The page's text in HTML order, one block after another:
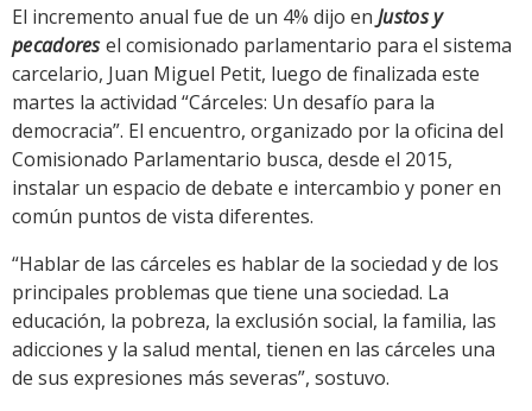
Link
El incremento anual fue de un 4% dijo en Justos y
pecadoresel comisionado parlamentario para el sistema
carcelario, Juan Miguel Petit, luego de finalizada este
martes la actividad “Cárceles: Un desafío para la
democracia”. El encuentro, organizado por la oficina del
Comisionado Parlamentario busca, desde el 2015,
instalar un espacio de debate e intercambio y poner en
común puntos de vista diferentes.
“Hablar de las cárceles es hablar de la sociedad y de los
principales problemas que tiene una sociedad. La
educación, la pobreza, la exclusión social, la familia, las
adicciones y la salud mental, tienen en las cárceles una
de sus expresiones más severas”, sostuvo.